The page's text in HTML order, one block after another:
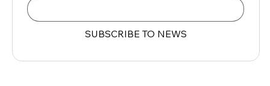
SUBSCRIBE TO NEWS